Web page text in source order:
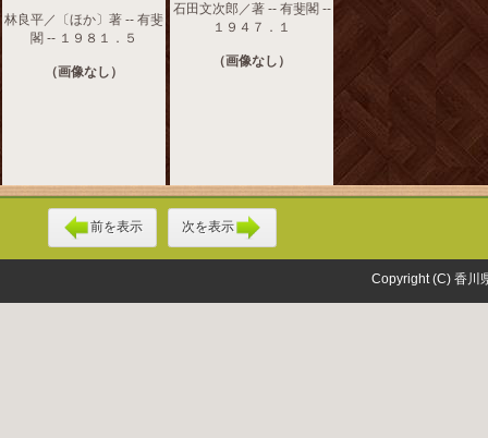
林良平／〔ほか〕著 -- 有斐
閣 -- １９８１．５
（画像なし）
石田文次郎／著 -- 有斐閣 --
１９４７．１
（画像なし）
前を表示 次を表示
Copyright (C) 香川